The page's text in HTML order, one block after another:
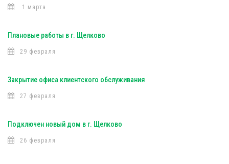
1 марта
Плановые работы в г. Щелково
29 февраля
Закрытие офиса клиентского обслуживания
27 февраля
Подключен новый дом в г. Щелково
26 февраля